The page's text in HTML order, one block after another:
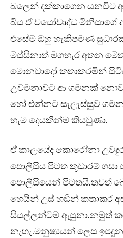
බලෙන් දක්කාගෙන යනවිට
බිය ඒ වයෝවෘද්ධ මිනිසාගේ
එසේම ඔහු හැකිපමණ
මස්සිනාත් මගහැර අතන
මොනවාදෝ කතාකරමින්
උවමනාවට ආ ගමනක්
හෝ එන්නට සැලැස්සුව
හැම දෙයකින්ම කියවුණා.
ඒ කාලයේද කොරෝනා
පොලීසිය පිටත කූඩාරම්
පොලීසියෙන් පිටතයි.තවත්
හෙයින් උස් හඬින් කතාකර
සියල්ලන්ටම ඇසුනා.නමුත්
නැහැ.මනුෂ්‍යයන් ලෙස